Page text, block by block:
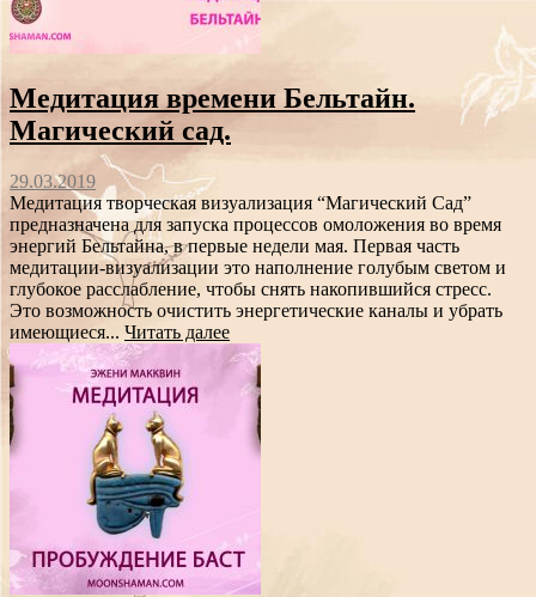
Медитация времени Бельтайн.
Магический сад.
29.03.2019
Медитация творческая визуализация “Магический Сад”
предназначена для запуска процессов омоложения во время
энергий Бельтайна, в первые недели мая. Первая часть
медитации-визуализации это наполнение голубым светом и
глубокое расслабление, чтобы снять накопившийся стресс.
Это возможность очистить энергетические каналы и убрать
имеющиеся... Читать далее